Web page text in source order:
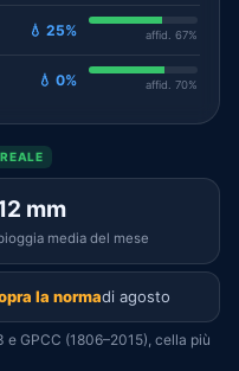
💧 25% affid. 67%
💧 0% affid. 70%
REALE
mm
media del mese
la normadi agosto
GPCC (1806–2015), cella più